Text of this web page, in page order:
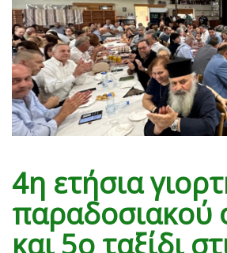
4η ετήσια
παραδοσιακού
και 5ο ταξίδι